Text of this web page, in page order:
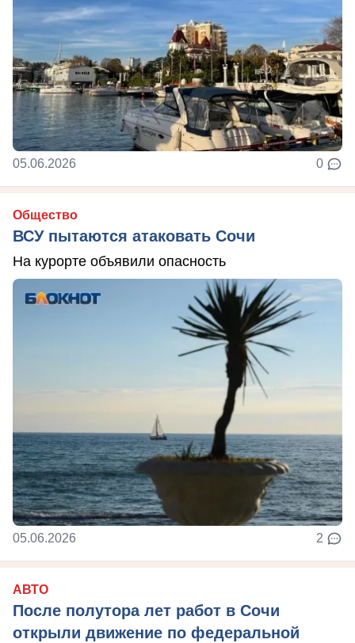
05.06.2026 0
Общество
ВСУ пытаются атаковать Сочи
На курорте объявили опасность
05.06.2026 2
АВТО
После полутора лет работ в Сочи
открыли движение по федеральной